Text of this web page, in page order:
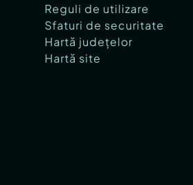
Reguli de utilizare
Sfaturi de securitate
Hartă județelor
Hartă site